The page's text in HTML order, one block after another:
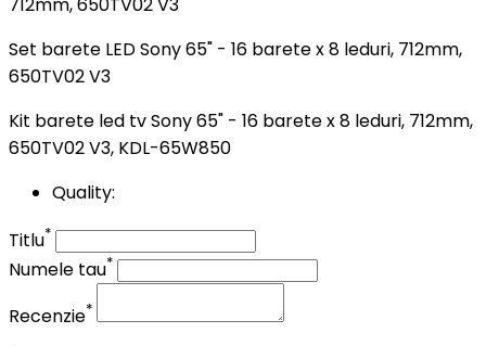
Set barete LED Sony 65" - 16 barete x 8 leduri, 712mm,
650TV02 V3
Kit barete led tv Sony 65" - 16 barete x 8 leduri, 712mm,
650TV02 V3, KDL-65W850
Quality:
Titlu*
Numele tau*
Recenzie*